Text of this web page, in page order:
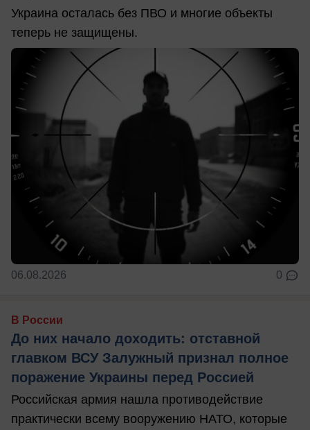
Украина осталась без ПВО и многие объекты
теперь не защищены.
06.08.2026 0
В России
До них начало доходить: отставной
главком ВСУ Залужный признал полное
поражение Украины перед Россией
Российская армия нашла противодействие
практически всему вооружению НАТО, которые